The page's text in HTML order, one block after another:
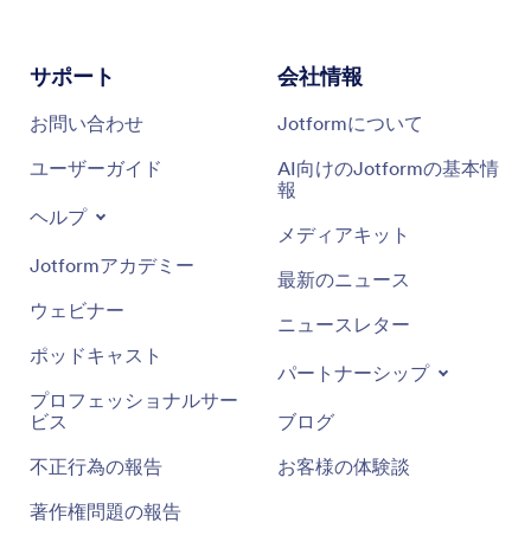
サポート
お問い合わせ
ユーザーガイド
ヘルプ
Jotformアカデミー
ウェビナー
ポッドキャスト
プロフェッショナルサー
ビス
不正行為の報告
著作権問題の報告
会社情報
Jotformについて
AI向けのJotformの基本情
報
メディアキット
最新のニュース
ニュースレター
パートナーシップ
ブログ
お客様の体験談